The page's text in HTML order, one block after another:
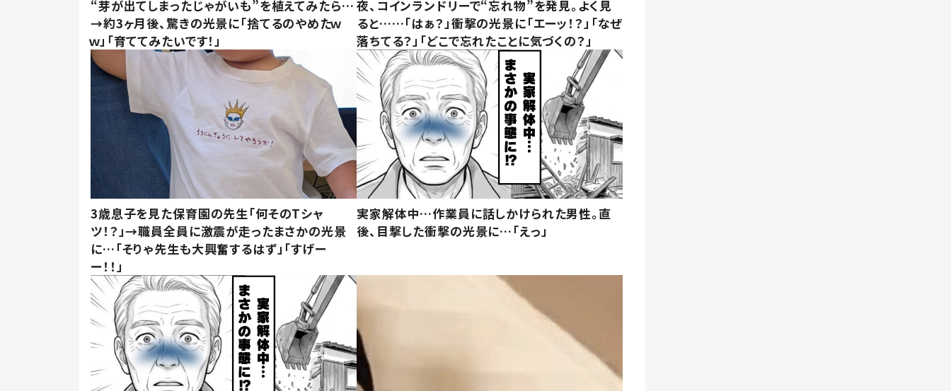
“芽が出てしまったじゃがいも”を植えてみたら…
→約3ヶ月後、驚きの光景に「捨てるのやめたｗ
ｗ」「育ててみたいです！」
夜、コインランドリーで“忘れ物”を発見。よく見
ると……「はぁ？」衝撃の光景に「エーッ！？」「なぜ
落ちてる？」「どこで忘れたことに気づくの？」
3歳息子を見た保育園の先生「何そのTシャ
ツ！？」→職員全員に激震が走ったまさかの光景
に…「そりゃ先生も大興奮するはず」「すげー
ー！！」
実家解体中…作業員に話しかけられた男性。直
後、目撃した衝撃の光景に…「えっ」